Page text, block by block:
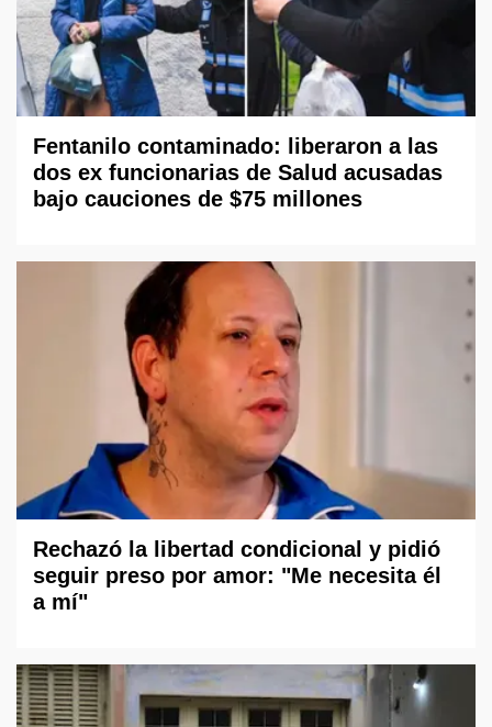
Fentanilo contaminado: liberaron a las
dos ex funcionarias de Salud acusadas
bajo cauciones de $75 millones
Rechazó la libertad condicional y pidió
seguir preso por amor: "Me necesita él
a mí"